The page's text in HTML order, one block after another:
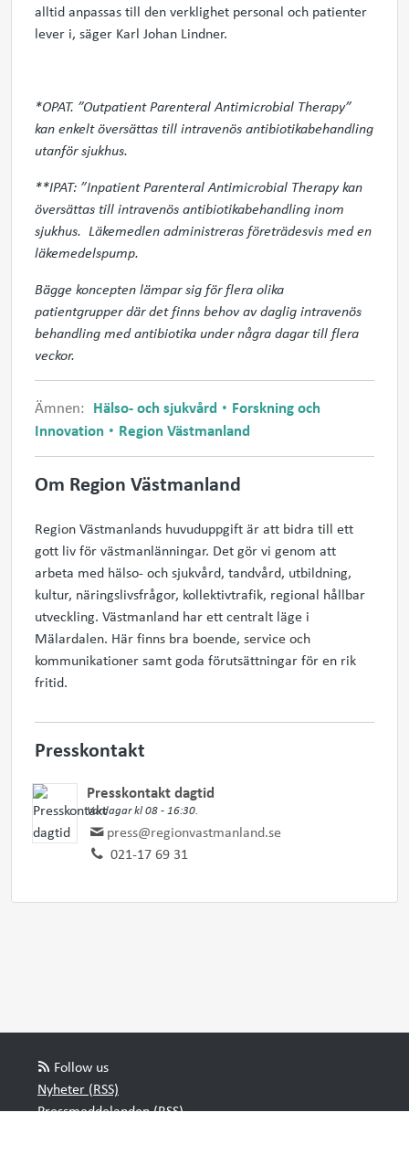
alltid anpassas till den verklighet personal och patienter
lever i, säger Karl Johan Lindner.
*OPAT. ”Outpatient Parenteral Antimicrobial Therapy”
kan enkelt översättas till intravenös antibiotikabehandling
utanför sjukhus.
**IPAT: ”Inpatient Parenteral Antimicrobial Therapy kan
översättas till intravenös antibiotikabehandling inom
sjukhus. Läkemedlen administreras företrädesvis med en
läkemedelspump.
Bägge koncepten lämpar sig för flera olika
patientgrupper där det finns behov av daglig intravenös
behandling med antibiotika under några dagar till flera
veckor.
Ämnen: Hälso- och sjukvård
Forskning och
Innovation
Region Västmanland
Om Region Västmanland
Region Västmanlands huvuduppgift är att bidra till ett
gott liv för västmanlänningar. Det gör vi genom att
arbeta med hälso- och sjukvård, tandvård, utbildning,
kultur, näringslivsfrågor, kollektivtrafik, regional hållbar
utveckling. Västmanland har ett centralt läge i
Mälardalen. Här finns bra boende, service och
kommunikationer samt goda förutsättningar för en rik
fritid.
Presskontakt
Presskontakt dagtid
Vardagar kl 08 - 16:30.
press@regionvastmanland.se
021-17 69 31
Follow us
Nyheter (RSS)
Pressmeddelanden (RSS)